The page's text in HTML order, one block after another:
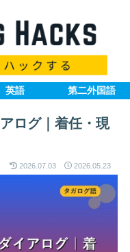
英語 第二外国語
ログ｜着任・現
2026.07.03 2026.05.23